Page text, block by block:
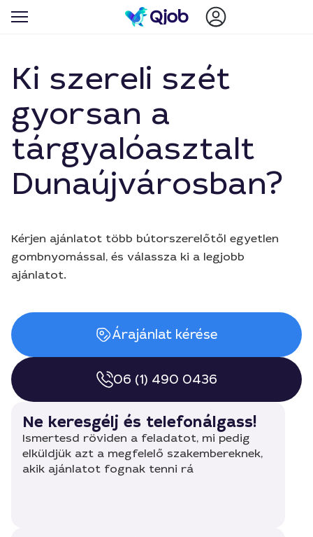
Ki szereli szét
gyorsan a
tárgyalóasztalt
Dunaújvárosban?
Kérjen ajánlatot több bútorszerelőtől egyetlen
gombnyomással, és válassza ki a legjobb
ajánlatot.
Árajánlat kérése
06 (1) 490 0436
Ne keresgélj és telefonálgass!
Ismertesd röviden a feladatot, mi pedig
elküldjük azt a megfelelő szakembereknek,
akik ajánlatot fognak tenni rá